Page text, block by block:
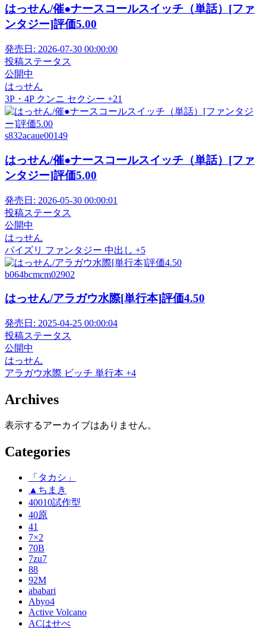
はっせん/催●ナースコールスイッチ（単話）[ファ
ンタジー]評価5.00
発売日: 2026-07-30 00:00:00
投稿ステータス
公開中
はっせん
3P・4P クンニ セクシー +21
s832acaue00149
はっせん/催●ナースコールスイッチ（単話）[ファ
ンタジー]評価5.00
発売日: 2026-05-30 00:00:01
投稿ステータス
公開中
はっせん
パイズリ ファンタジー 中出し +5
b064bcmcm02902
はっせん/アラガウ水際[単行本]評価4.50
発売日: 2025-04-25 00:00:04
投稿ステータス
公開中
はっせん
アラガウ水際 ビッチ 単行本 +4
Archives
表示するアーカイブはありません。
Categories
「タカシ」
▲ちまき
40010試作型
40原
41
7×2
70B
7zu7
88
92M
ababari
Abyo4
Active Volcano
ACはせべ